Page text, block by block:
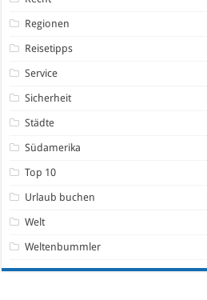
Regionen
Reisetipps
Service
Sicherheit
Städte
Südamerika
Top 10
Urlaub buchen
Welt
Weltenbummler